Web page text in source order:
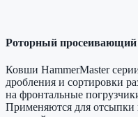
Роторный
Ковши HammerMaster
дробления и сортировки
на фронтальные
Применяются для